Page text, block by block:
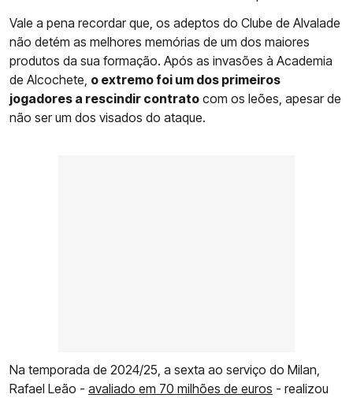
Vale a pena recordar que, os adeptos do Clube de Alvalade
não detém as melhores memórias de um dos maiores
produtos da sua formação. Após as invasões à Academia
de Alcochete, o extremo foi um dos primeiros
jogadores a rescindir contrato com os leões, apesar de
não ser um dos visados do ataque.
Na temporada de 2024/25, a sexta ao serviço do Milan,
Rafael Leão - avaliado em 70 milhões de euros - realizou